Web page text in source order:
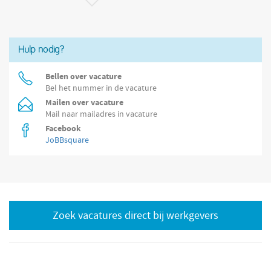
Hulp nodig?
Bellen over vacature
Bel het nummer in de vacature
Mailen over vacature
Mail naar mailadres in vacature
Facebook
JoBBsquare
Zoek vacatures direct bij werkgevers